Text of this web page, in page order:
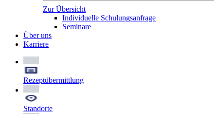
Zur Übersicht
Individuelle Schulungsanfrage
Seminare
Über uns
Karriere
Rezeptübermittlung
Standorte